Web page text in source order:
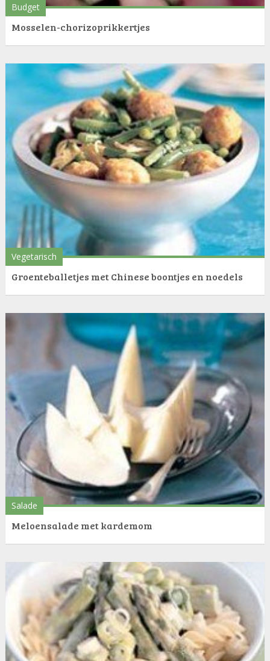
Budget
Mosselen-chorizoprikkertjes
Vegetarisch
Groenteballetjes met Chinese boontjes en noedels
Salade
Meloensalade met kardemom